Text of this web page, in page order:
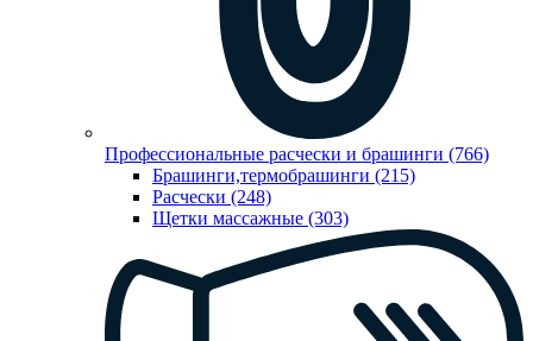
Профессиональные расчески и брашинги (766)
Брашинги,термобрашинги (215)
Расчески (248)
Щетки массажные (303)